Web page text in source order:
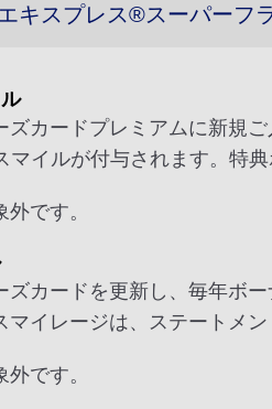
キスプレス®スーパーフ
ズカードプレミアムに新規
マイルが付与されます。特
です。
ズカードを更新し、毎年ボ
イレージは、ステートメ
です。